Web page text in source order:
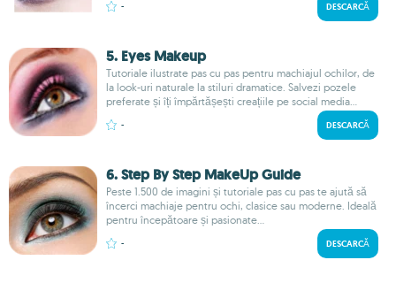
- DESCARCĂ
5. Eyes Makeup
Tutoriale ilustrate pas cu pas pentru machiajul ochilor, de
la look-uri naturale la stiluri dramatice. Salvezi pozele
preferate și îți împărtășești creațiile pe social media...
- DESCARCĂ
6. Step By Step MakeUp Guide
Peste 1.500 de imagini și tutoriale pas cu pas te ajută să
încerci machiaje pentru ochi, clasice sau moderne. Ideală
pentru începătoare și pasionate...
- DESCARCĂ